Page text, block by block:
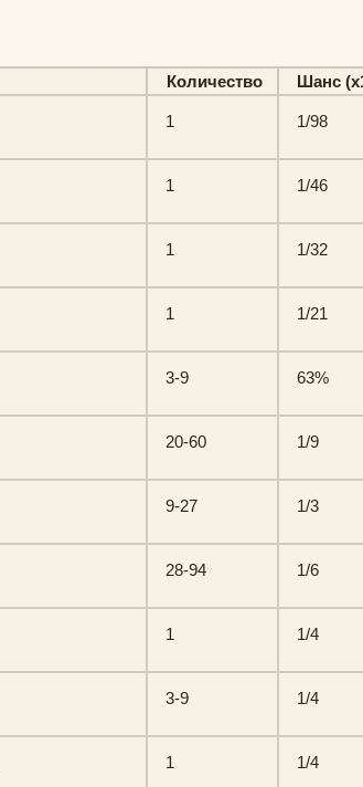
Количество Шанс
1 1/98
1 1/46
1 1/32
1 1/21
3-9 63%
20-60 1/9
9-27 1/3
28-94 1/6
1 1/4
3-9 1/4
1 1/4